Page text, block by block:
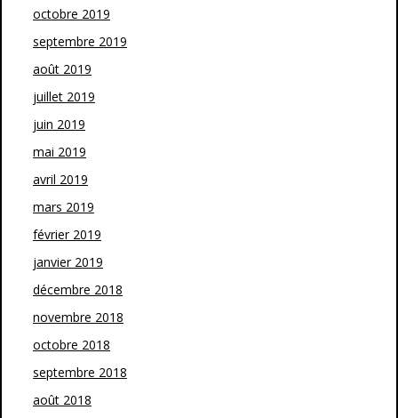
octobre 2019
septembre 2019
août 2019
juillet 2019
juin 2019
mai 2019
avril 2019
mars 2019
février 2019
janvier 2019
décembre 2018
novembre 2018
octobre 2018
septembre 2018
août 2018